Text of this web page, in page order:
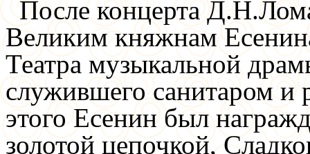
После концерта
Великим княжнам
Театра музыкальной
служившего санитаром и
этого Есенин был
золотой цепочкой,